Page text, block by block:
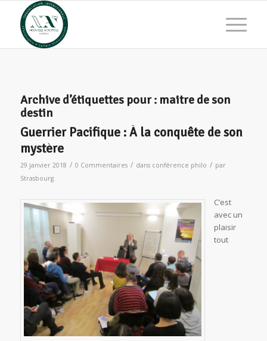
Archive d’étiquettes pour : maitre de son
destin
Guerrier Pacifique : À la conquête de son
mystère
29 janvier 2018 / 0 Commentaires / dans conférence philo / par
Strasbourg
C’est
avec un
plaisir
tout